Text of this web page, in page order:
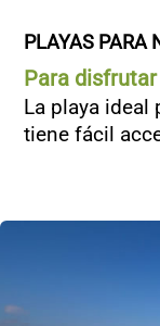
PLAYAS PARA
Para
La playa ideal
tiene fácil